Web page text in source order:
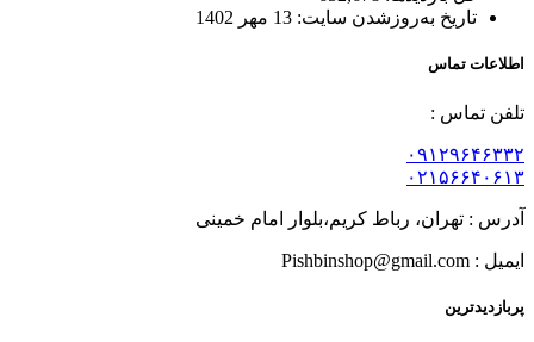
تاریخ به‌روزشدن سایت: 13 مهر 1402
اطلاعات تماس
تلفن تماس :
۰۹۱۲۹۶۴۶۳۳۲
۰۲۱۵۶۶۴۰۶۱۳
آدرس : تهران، رباط کریم،بلوار امام خمینی
ایمیل : Pishbinshop@gmail.com
پربازدیدترین